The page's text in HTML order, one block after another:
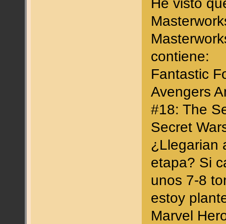
contiene:
Fantastic
Avengers
#18: The
Secret
¿Llegarian
etapa? Si
unos 7-8
estoy
Marvel